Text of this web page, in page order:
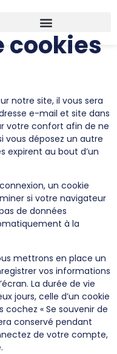
cookies
notre site, il vous sera
e-mail et site dans
votre confort afin de ne
vous déposez un autre
expirent au bout d’un
un cookie
si votre navigateur
de données
à la
mettrons en place un
vos informations
La durée de vie
jours, celle d’un cookie
cochez « Se souvenir de
conservé pendant
de votre compte,